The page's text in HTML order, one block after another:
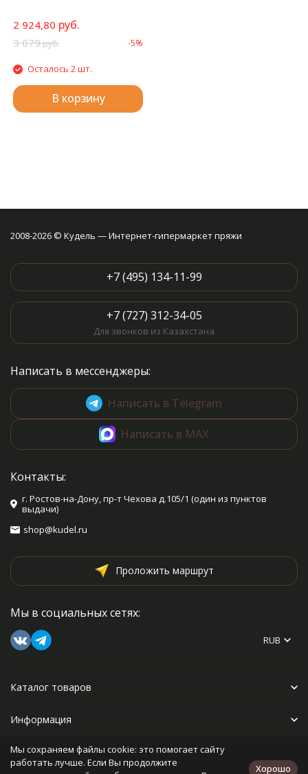
2 924,80 руб.
3 079руб. -5%
Осталось 2 шт.
В корзину
2008-2026 © Кудель — Интернет-гипермаркет пряжи
+7 (495) 134-11-99
+7 (727) 312-34-05
Для звонков из Казахстана
Написать в мессенджеры:
Написать в Telegram
Написать в MAX
Контакты:
г. Ростов-на-Дону, пр-т Чехова д.105/1 (один из пунктов
выдачи)
shop@kudel.ru
Проложить маршрут
Мы в социальных сетях:
RUB
Каталог товаров
Информация
Прочее
Мы сохраняем файлы cookie: это помогает сайту
работать лучше. Если Вы продолжите
Хорошо